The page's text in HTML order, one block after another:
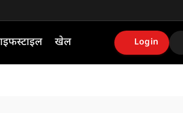
खेल Login